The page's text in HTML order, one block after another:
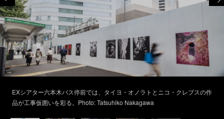
EXシアター六本木バス停前では、タイヨ・オノラトとニコ・クレブスの作
品が工事仮囲いを彩る。Photo: Tatsuhiko Nakagawa